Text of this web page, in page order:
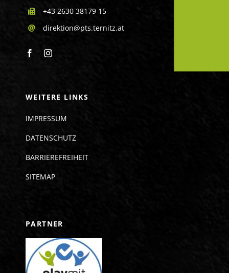
+43 2630 38179 15
direktion@pts.ternitz.at
WEITERE LINKS
IMPRESSUM
DATENSCHUTZ
BARRIEREFREIHEIT
SITEMAP
PARTNER